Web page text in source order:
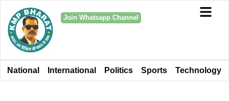
Join Whatsapp Channel
National International Politics Sports Technology